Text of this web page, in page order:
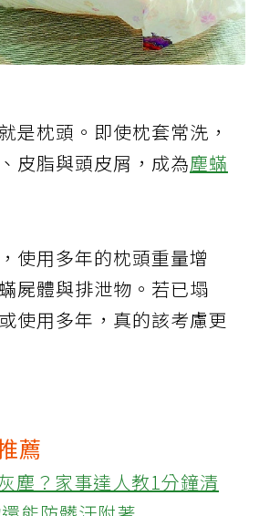
是枕頭。即使枕套常洗，
皮脂與頭皮屑，成為塵蟎
使用多年的枕頭重量增
屍體與排泄物。若已塌
使用多年，真的該考慮更
薦
塵？家事達人教1分鐘清